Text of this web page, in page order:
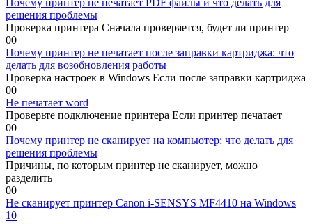
Почему принтер не печатает PDF файлы и что делать для
решения проблемы
Проверка принтера Сначала проверяется, будет ли принтер
00
Почему принтер не печатает после заправки картриджа: что
делать для возобновления работы
Проверка настроек в Windows Если после заправки картриджа
00
Не печатает word
Проверьте подключение принтера Если принтер печатает
00
Почему принтер не сканирует на компьютер: что делать для
решения проблемы
Причины, по которым принтер не сканирует, можно
разделить
00
Не сканирует принтер Canon i-SENSYS MF4410 на Windows
10